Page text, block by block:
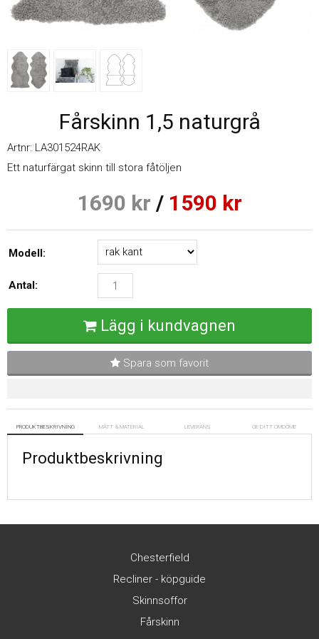
Fårskinn 1,5 naturgrå
Artnr: LA301524RAK
Ett naturfärgat skinn till stora fåtöljen
1690 kr / 1590 kr
Modell:
Antal:
Lägg i kundvagnen
Spara som favorit
PRODUKTBESKRIVNING MÅTT & MATERIAL LEVERANS GE DITT OMDÖME
Produktbeskrivning
Chesterfield
Recliner - köpguide
Skinnsoffor
Fårskinn